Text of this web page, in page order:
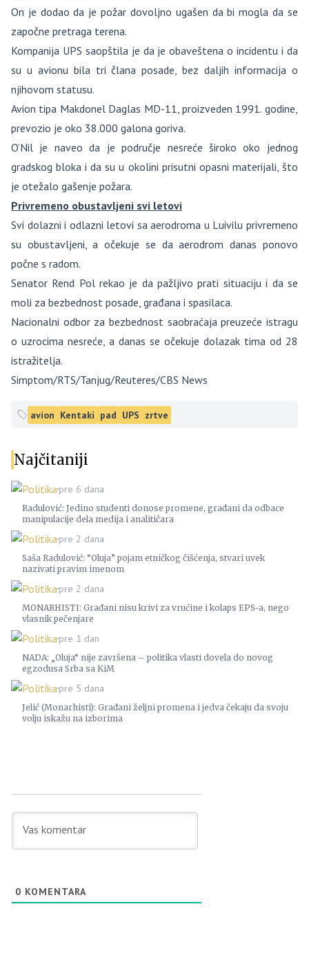
On je dodao da je požar dovoljno ugašen da bi mogla da se
započne pretraga terena.
Kompanija UPS saopštila je da je obaveštena o incidentu i da
su u avionu bila tri člana posade, bez daljih informacija o
njihovom statusu.
Avion tipa Makdonel Daglas MD-11, proizveden 1991. godine,
prevozio je oko 38.000 galona goriva.
O’Nil je naveo da je područje nesreće široko oko jednog
gradskog bloka i da su u okolini prisutni opasni materijali, što
je otežalo gašenje požara.
Privremeno obustavljeni svi letovi
Svi dolazni i odlazni letovi sa aerodroma u Luivilu privremeno
su obustavljeni, a očekuje se da aerodrom danas ponovo
počne s radom.
Senator Rend Pol rekao je da pažljivo prati situaciju i da se
moli za bezbednost posade, građana i spasilaca.
Nacionalni odbor za bezbednost saobraćaja preuzeće istragu
o uzrocima nesreće, a danas se očekuje dolazak tima od 28
istražitelja.
Simptom/RTS/Tanjug/Reuteres/CBS News
avion Kentaki pad UPS zrtve
Najčitaniji
Politikapre 6 dana
Radulović: Jedino studenti donose promene, građani da odbace
manipulacije dela medija i analitičara
Politikapre 2 dana
Saša Radulović: “Oluja” pojam etničkog čišćenja, stvari uvek
nazivati pravim imenom
Politikapre 2 dana
MONARHISTI: Građani nisu krivi za vrućine i kolaps EPS-a, nego
vlasnik pečenjare
Politikapre 1 dan
NADA: „Oluja“ nije završena – politika vlasti dovela do novog
egzodusa Srba sa KiM
Politikapre 5 dana
Jelić (Monarhisti): Građani željni promena i jedva čekaju da svoju
volju iskažu na izborima
0 KOMENTARA